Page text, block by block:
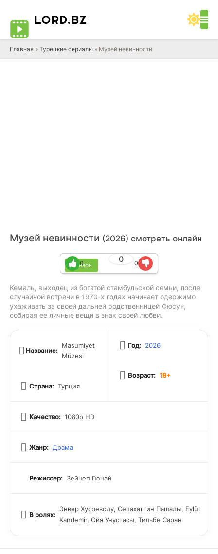
LORD.BZ
Главная » Турецкие сериалы » Музей невинности
Музей невинности (2026) смотреть онлайн
1 сезон
0
0 0
Кемаль, выходец из богатой стамбульской семьи, после
случайной встречи в 1970-х годах начинает одержимо
ухаживать за своей дальней родственницей Фюсун,
собирая ее личные вещи в знак своей любви.
Название:
Masumiyet
Müzesi
Страна: Турция
Год: 2026
Возраст: 18+
Качество: 1080p HD
Жанр: Драма
Режиссер: Зейнеп Гюнай
В ролях:
Энвер Хусреволу, Селахаттин Пашалы, Eylül
Kandemir, Ойя Унустасы, Тильбе Саран